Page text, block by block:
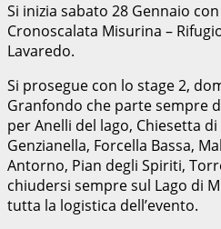
Si inizia sabato 28 Gennaio
Cronoscalata Misurina –
Lavaredo.
Si prosegue con lo stage 2,
Granfondo che parte sempre
per Anelli del lago, Chiesetta
Genzianella, Forcella Bassa,
Antorno, Pian degli Spiriti,
chiudersi sempre sul Lago di
tutta la logistica dell’evento.